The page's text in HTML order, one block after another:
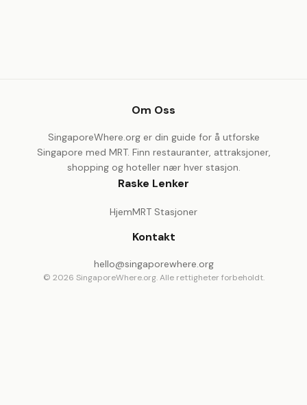
Om Oss
SingaporeWhere.org er din guide for å utforske
Singapore med MRT. Finn restauranter, attraksjoner,
shopping og hoteller nær hver stasjon.
Raske Lenker
HjemMRT Stasjoner
Kontakt
hello@singaporewhere.org
© 2026 SingaporeWhere.org. Alle rettigheter forbeholdt.